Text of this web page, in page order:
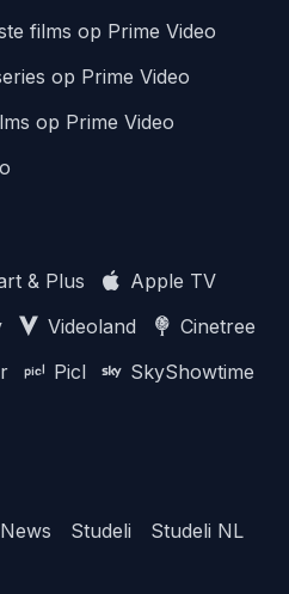
films op Prime Video
op Prime Video
op Prime Video
& Plus
Apple TV
Videoland
Cinetree
Picl
SkyShowtime
Studeli Studeli NL